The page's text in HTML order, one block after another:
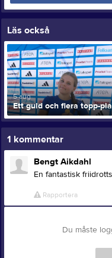
Läs också
5 aug
1 kommentar
Bengt Aikdahl
En fantastisk
Rapportera
Du måste